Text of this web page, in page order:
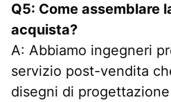
Q5: Come assemblare
acquista?
A: Abbiamo ingegneri
servizio post-vendita
disegni di